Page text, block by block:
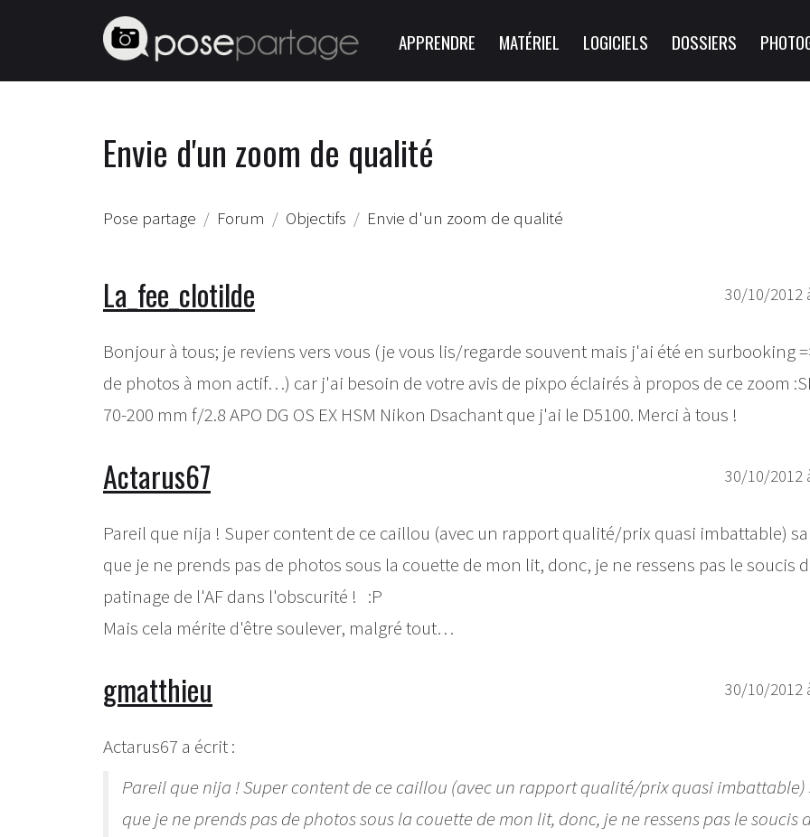
APPRENDRE MATÉRIEL LOGICIELS DOSSIERS
Envie d'un zoom de qualité
Pose partage Forum Objectifs Envie d'un zoom de qualité
30/10/2012
La_fee_clotilde
Bonjour à tous; je reviens vers vous (je vous lis/regarde souvent mais j'ai été en surbooking
de photos à mon actif…) car j'ai besoin de votre avis de pixpo éclairés à propos de ce zoom
70-200 mm f/2.8 APO DG OS EX HSM Nikon Dsachant que j'ai le D5100. Merci à tous !
30/10/2012
Actarus67
Pareil que nija ! Super content de ce caillou (avec un rapport qualité/prix quasi imbattable)
que je ne prends pas de photos sous la couette de mon lit, donc, je ne ressens pas le soucis
patinage de l'AF dans l'obscurité ! :P
Mais cela mérite d'être soulever, malgré tout…
30/10/2012
gmatthieu
Actarus67 a écrit :
Pareil que nija ! Super content de ce caillou (avec un rapport qualité/prix quasi imbattable)
que je ne prends pas de photos sous la couette de mon lit, donc, je ne ressens pas le soucis